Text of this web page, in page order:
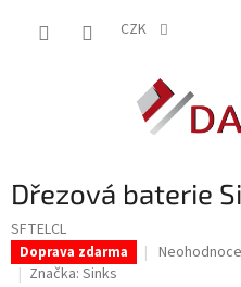
CZK
Dřezová baterie
SFTELCL
Doprava zdarma
Průměrné
Značka: Sinks